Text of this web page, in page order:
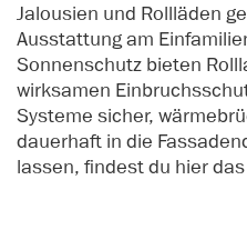
Jalousien und Rollläden
Ausstattung am
Sonnenschutz bieten
wirksamen
Systeme sicher,
dauerhaft in die
lassen, findest du hier